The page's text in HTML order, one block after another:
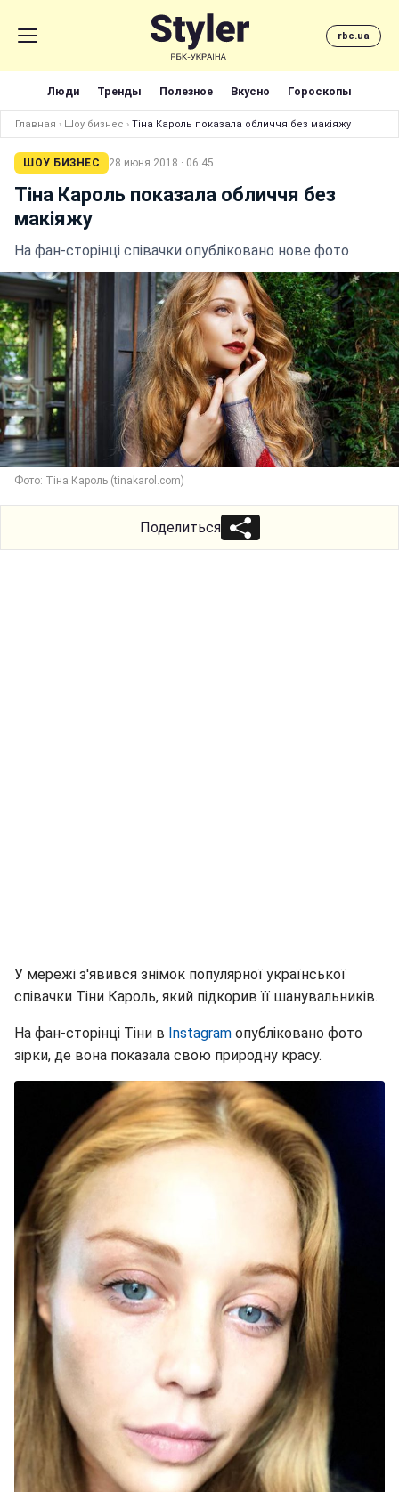
rbc.ua
Люди Тренды Полезное Вкусно Гороскопы
Главная › Шоу бизнес › Тіна Кароль показала обличчя без макіяжу
ШОУ БИЗНЕС 28 июня 2018 · 06:45
Тіна Кароль показала обличчя без
макіяжу
На фан-сторінці співачки опубліковано нове фото
Фото: Тіна Кароль (tinakarol.com)
Поделиться
У мережі з'явився знімок популярної української
співачки Тіни Кароль, який підкорив її шанувальників.
На фан-сторінці Тіни в Instagram опубліковано фото
зірки, де вона показала свою природну красу.